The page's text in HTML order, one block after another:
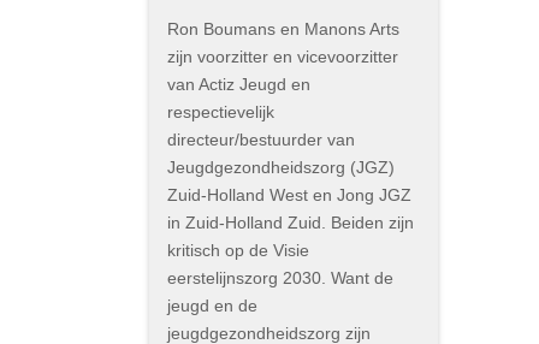
Ron Boumans en Manons Arts
zijn voorzitter en vicevoorzitter
van Actiz Jeugd en
respectievelijk
directeur/bestuurder van
Jeugdgezondheidszorg (JGZ)
Zuid-Holland West en Jong JGZ
in Zuid-Holland Zuid. Beiden zijn
kritisch op de Visie
eerstelijnszorg 2030. Want de
jeugd en de
jeugdgezondheidszorg zijn